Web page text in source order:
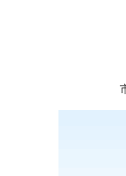
市